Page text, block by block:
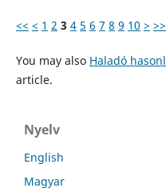
<< < 1 2 3 4 5 6 7 8 9 10 > >>
You may also Haladó
article.
Nyelv
English
Magyar